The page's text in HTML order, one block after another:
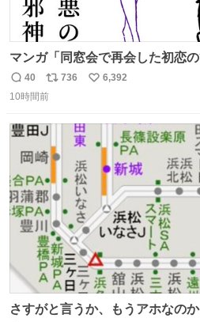
マンガ「同窓会で再会した初恋の
返
信
40
リ
ポ
ト
数
736
い
6,392
10時間前
さすがと言うか、もうアホなの